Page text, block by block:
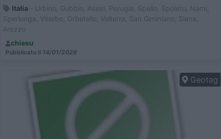
Italia - Urbino, Gubbio, Assisi, Perugia, Spello, Spoleto, Narni,
Sperlonga, Viterbo, Orbetello, Volterra, San Giminiano, Siena,
Arezzo
chiesu
Pubblicato il 14/01/2026
Geotag